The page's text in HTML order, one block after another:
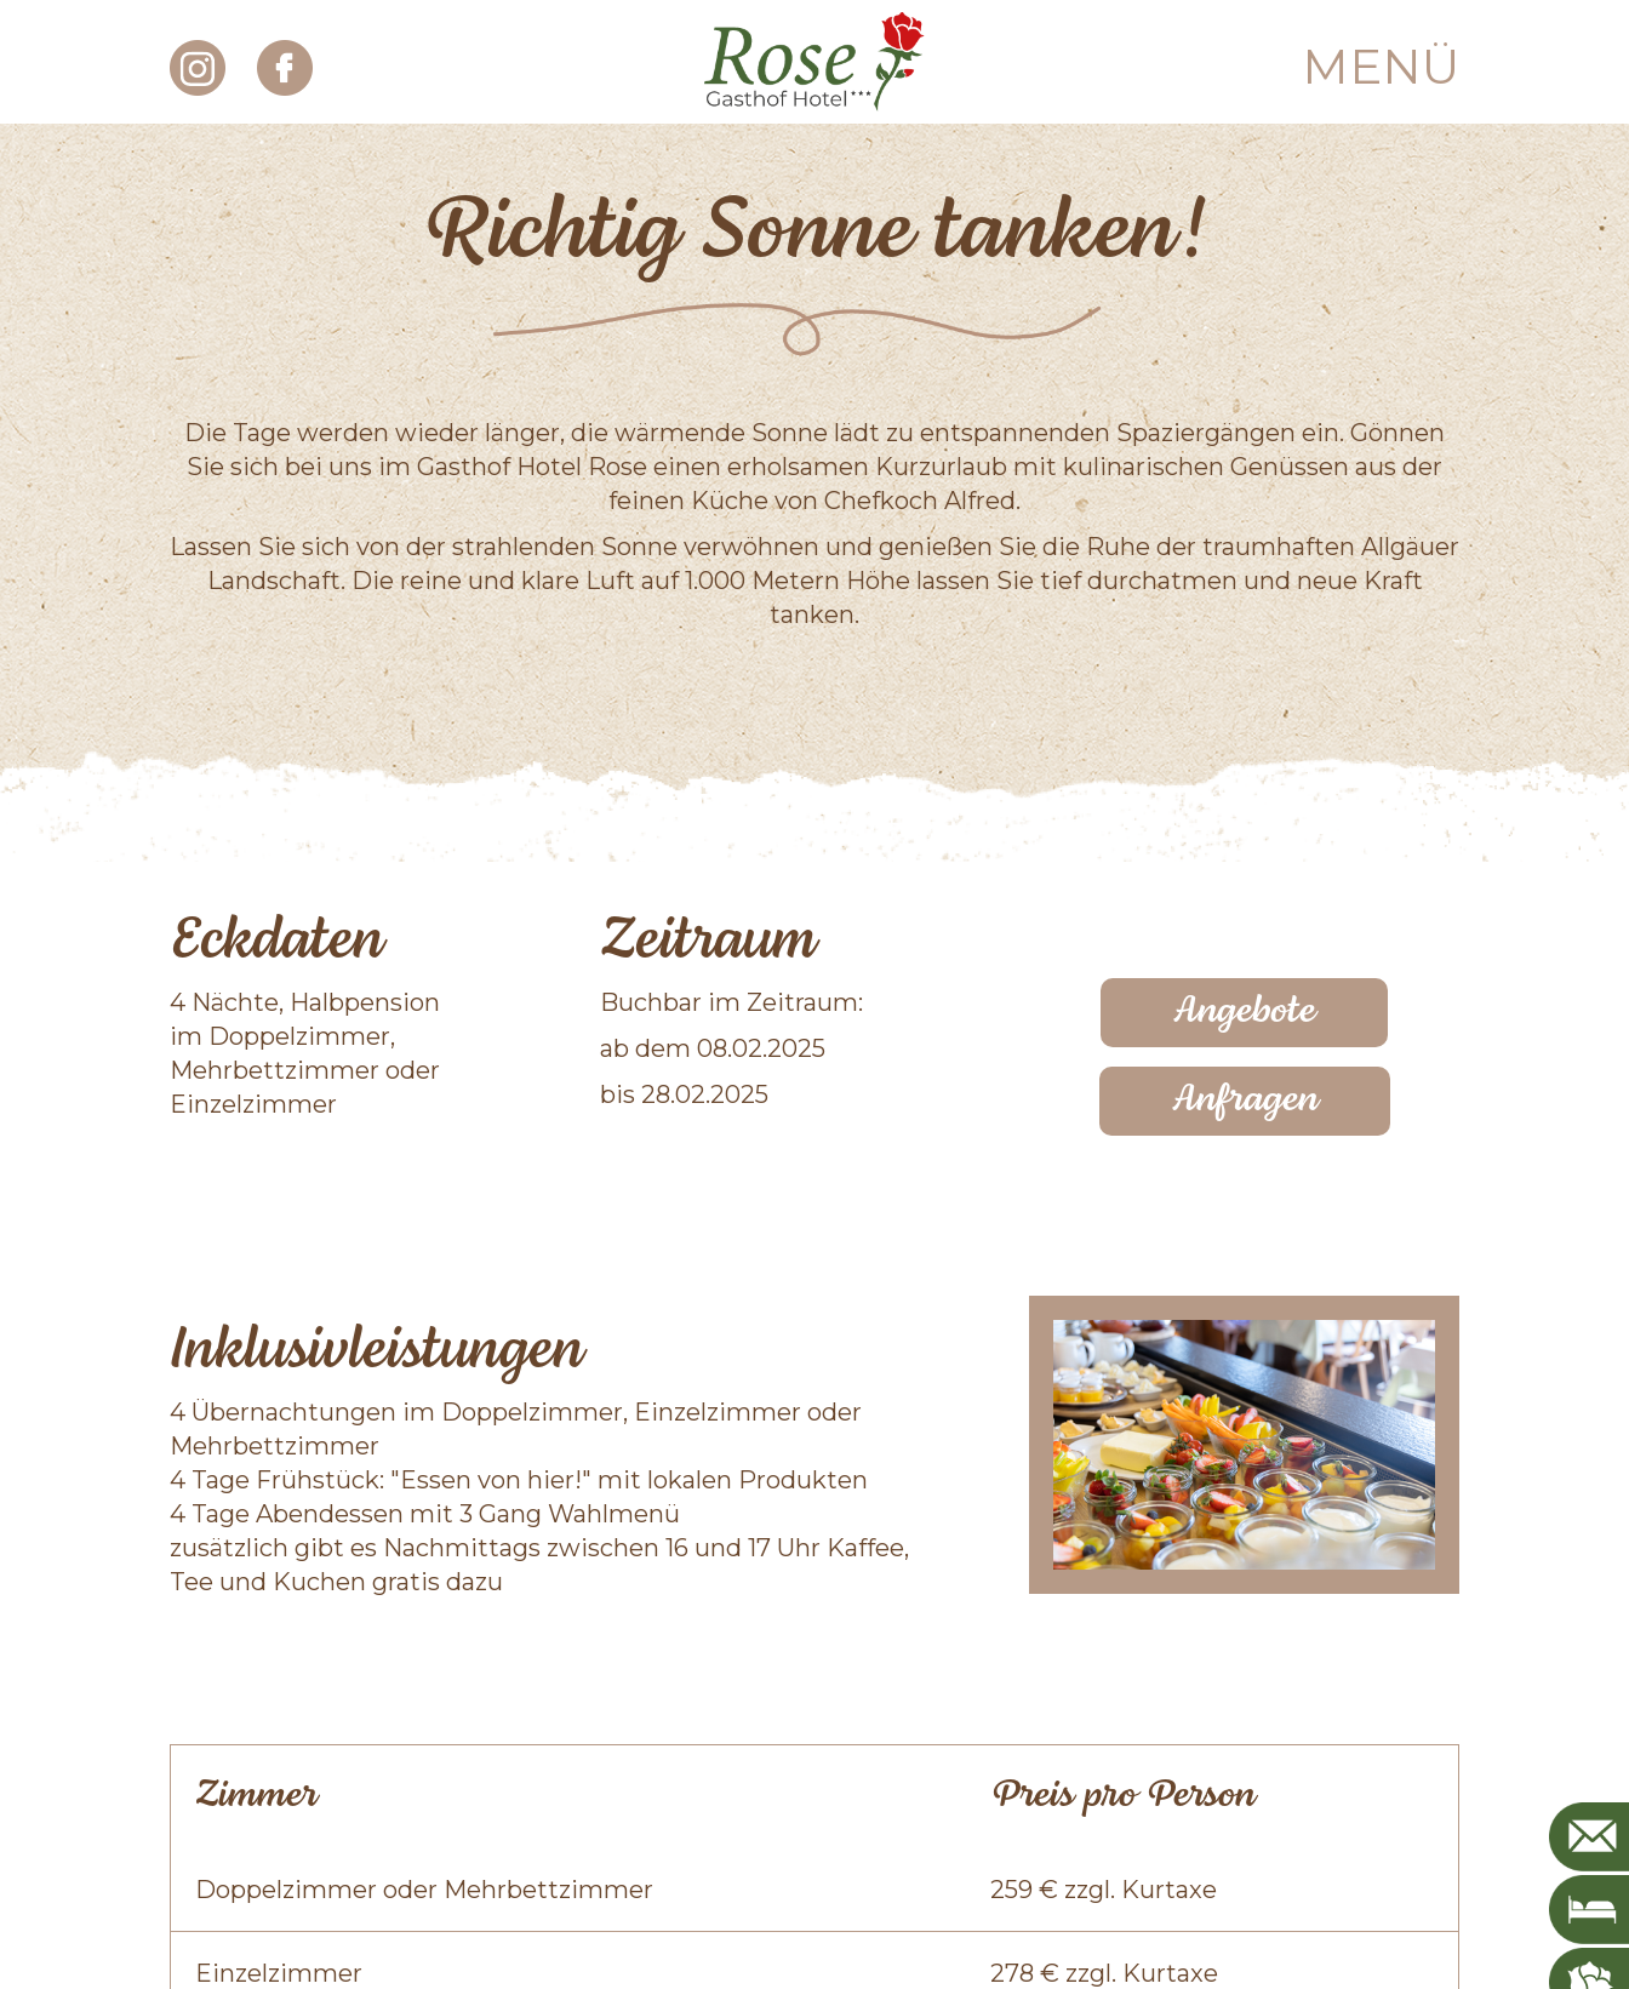
MENÜ
Richtig Sonne tanken!
Die Tage werden wieder länger, die wärmende Sonne lädt zu entspannenden Spaziergängen ein. Gönnen
Sie sich bei uns im Gasthof Hotel Rose einen erholsamen Kurzurlaub mit kulinarischen Genüssen aus der
feinen Küche von Chefkoch Alfred.
Lassen Sie sich von der strahlenden Sonne verwöhnen und genießen Sie die Ruhe der traumhaften Allgäuer
Landschaft. Die reine und klare Luft auf 1.000 Metern Höhe lassen Sie tief durchatmen und neue Kraft
tanken.
Eckdaten
4 Nächte, Halbpension
im Doppelzimmer,
Mehrbettzimmer oder
Einzelzimmer
Zeitraum
Buchbar im Zeitraum:
ab dem 08.02.2025
bis 28.02.2025
Angebote
Anfragen
Inklusivleistungen
4 Übernachtungen im Doppelzimmer, Einzelzimmer oder
Mehrbettzimmer
4 Tage Frühstück: "Essen von hier!" mit lokalen Produkten
4 Tage Abendessen mit 3 Gang Wahlmenü
zusätzlich gibt es Nachmittags zwischen 16 und 17 Uhr Kaffee,
Tee und Kuchen gratis dazu
Zimmer Preis pro Person
Doppelzimmer oder Mehrbettzimmer 259 € zzgl. Kurtaxe
Einzelzimmer 278 € zzgl. Kurtaxe